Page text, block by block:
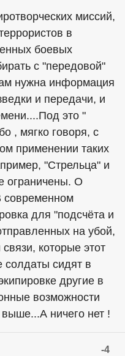
миссий,
в
боевых
с "передовой"
нужна информация
и передачи, и
это "
, мягко говоря, с
применении таких
"Стрельца" и
ограничены. О
современном
для "подсчёта и
на убой,
которые этот
солдаты сидят в
другие в
возможности
ничего нет !
-4